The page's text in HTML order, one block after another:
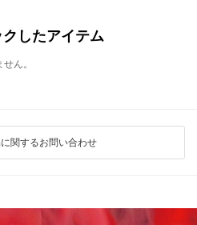
したアイテム
ん。
関するお問い合わせ